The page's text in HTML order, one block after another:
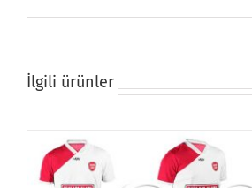
İlgili ürünler